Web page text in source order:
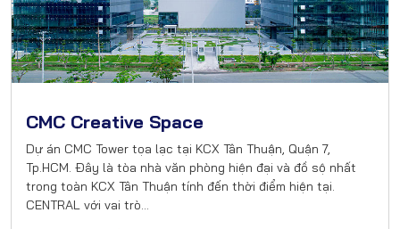
CMC Creative Space
Dự án CMC Tower tọa lạc tại KCX Tân Thuận, Quận 7,
Tp.HCM. Đây là tòa nhà văn phòng hiện đại và đồ sộ nhất
trong toàn KCX Tân Thuận tính đến thời điểm hiện tại.
CENTRAL với vai trò…